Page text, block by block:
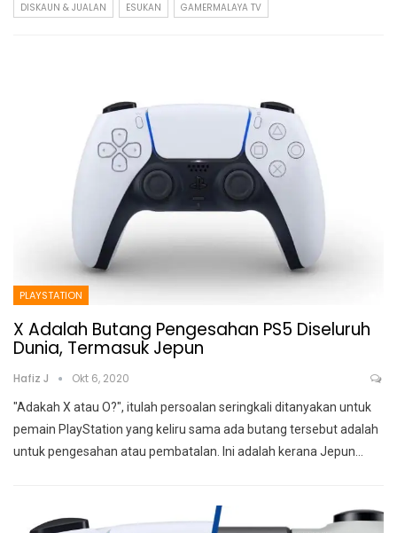
DISKAUN & JUALAN
ESUKAN GAMERMALAYA TV
PLAYSTATION
X Adalah Butang Pengesahan PS5 Diseluruh
Dunia, Termasuk Jepun
Hafiz J Okt 6, 2020
"Adakah X atau O?", itulah persoalan seringkali ditanyakan untuk
pemain PlayStation yang keliru sama ada butang tersebut adalah
untuk pengesahan atau pembatalan. Ini adalah kerana Jepun…